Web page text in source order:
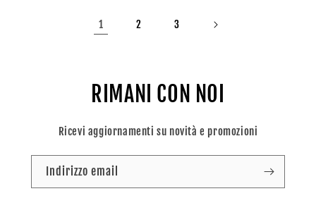
1 2 3
RIMANI CON NOI
Ricevi aggiornamenti su novità e promozioni
Indirizzo email